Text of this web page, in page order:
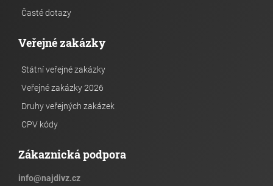
Časté dotazy
Veřejné zakázky
Státní veřejné zakázky
Veřejné zakázky 2026
Druhy veřejných zakázek
CPV kódy
Zákaznická podpora
info@najdivz.cz